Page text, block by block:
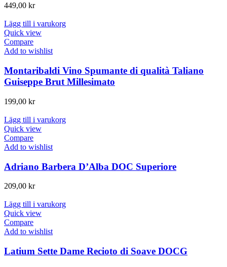
449,00 kr
Lägg till i varukorg
Quick view
Compare
Add to wishlist
Montaribaldi Vino Spumante di qualità Taliano
Guiseppe Brut Millesimato
199,00 kr
Lägg till i varukorg
Quick view
Compare
Add to wishlist
Adriano Barbera D’Alba DOC Superiore
209,00 kr
Lägg till i varukorg
Quick view
Compare
Add to wishlist
Latium Sette Dame Recioto di Soave DOCG